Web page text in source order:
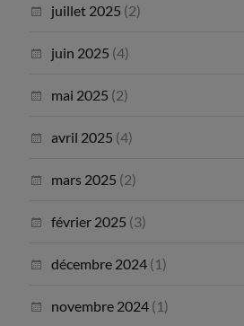
juillet 2025 (2)
juin 2025 (4)
mai 2025 (2)
avril 2025 (4)
mars 2025 (2)
février 2025 (3)
décembre 2024 (1)
novembre 2024 (1)